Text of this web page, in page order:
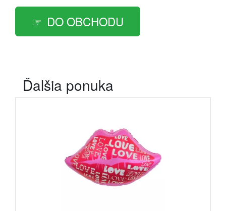
DO OBCHODU
Ďalšia ponuka